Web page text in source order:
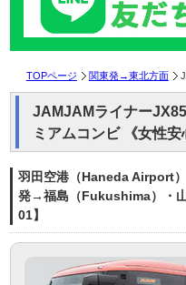
TOPページ 関東発→東北方面
JAMJAMライナー
ミアムコンビ 《女性安
羽田空港（Haneda Airport
発→福島（Fukushima）・
01】